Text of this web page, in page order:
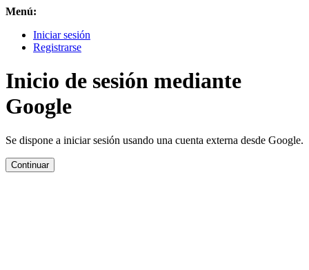
Menú:
Iniciar sesión
Registrarse
Inicio de sesión mediante
Google
Se dispone a iniciar sesión usando una cuenta externa desde Google.
Continuar